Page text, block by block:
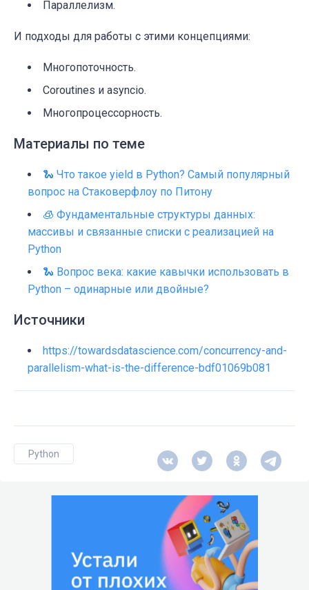
    elapsed = time.perf_counter() - s
    logging.info(
f" {__file__} executed in
Параллелизм.
И подходы для работы с этими концепциями:
Многопоточность.
Coroutines и asyncio.
Многопроцессорность.
Материалы по теме
🐍 Что такое yield в Python? Самый популярный
вопрос на Стаковерфлоу по Питону
🧊 Фундаментальные структуры данных:
массивы и связанные списки с реализацией на
Python
🐍 Вопрос века: какие кавычки использовать в
Python – одинарные или двойные?
Источники
https://towardsdatascience.com/concurrency-and-
parallelism-what-is-the-difference-bdf01069b081
Python